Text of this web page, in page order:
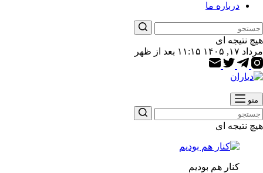
درباره ما
هیچ نتیجه ای
مرداد ۱۷, ۱۴۰۵ ۱۱:۱۵ بعد از ظهر
منو
هیچ نتیجه ای
کنار هم بودیم